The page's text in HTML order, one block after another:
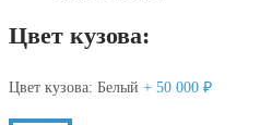
Цвет кузова:
Цвет кузова: Белый + 50 000 ₽